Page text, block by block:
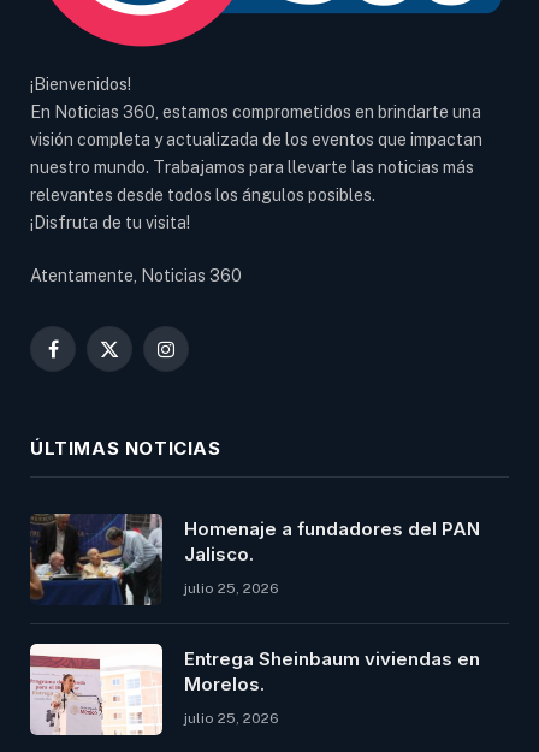
¡Bienvenidos!
En Noticias 360, estamos comprometidos en brindarte una
visión completa y actualizada de los eventos que impactan
nuestro mundo. Trabajamos para llevarte las noticias más
relevantes desde todos los ángulos posibles.
¡Disfruta de tu visita!
Atentamente, Noticias 360
Facebook
X
Instagram
ÚLTIMAS NOTICIAS
Homenaje a fundadores del PAN
Jalisco.
julio 25, 2026
Entrega Sheinbaum viviendas en
Morelos.
julio 25, 2026